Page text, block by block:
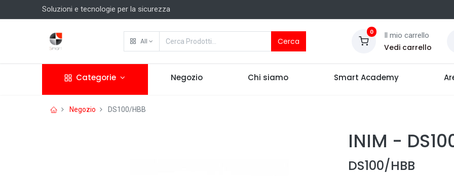
Soluzioni e tecnologie per la sicurezza
All Cerca
0 Il mio carrello
Vedi carrello
Categorie Negozio Chi siamo Smart Academy
Negozio DS100/HBB
INIM -
DS100/HBB